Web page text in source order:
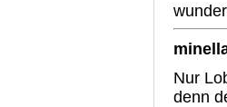
Nur
denn